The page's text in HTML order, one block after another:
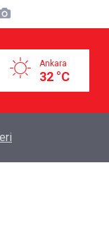
Ankara
32 °C
üniversitesi ücretleri